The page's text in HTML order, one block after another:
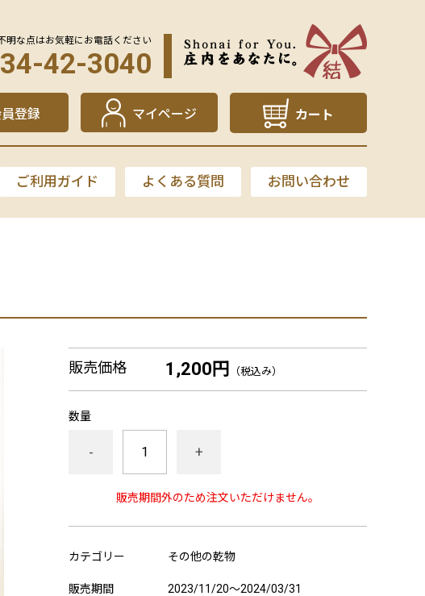
明な点はお気軽にお電話ください
42-3040
登録 マイページ カート
ご利用ガイド よくある質問 お問い合わせ
販売価格 1,200円 （税込み）
数量
- +
販売期間外のため注文いただけません。
カテゴリー その他の乾物
販売期間 2023/11/20～2024/03/31